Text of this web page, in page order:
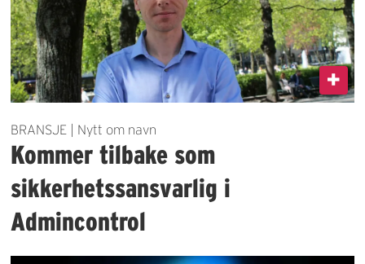
BRANSJE | Nytt om navn
Kommer tilbake som
sikkerhetssansvarlig i
Admincontrol